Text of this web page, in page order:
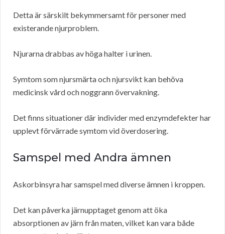
Detta är särskilt bekymmersamt för personer med
existerande njurproblem.
Njurarna drabbas av höga halter i urinen.
Symtom som njursmärta och njursvikt kan behöva
medicinsk vård och noggrann övervakning.
Det finns situationer där individer med enzymdefekter har
upplevt förvärrade symtom vid överdosering.
Samspel med Andra ämnen
Askorbinsyra har samspel med diverse ämnen i kroppen.
Det kan påverka järnupptaget genom att öka
absorptionen av järn från maten, vilket kan vara både